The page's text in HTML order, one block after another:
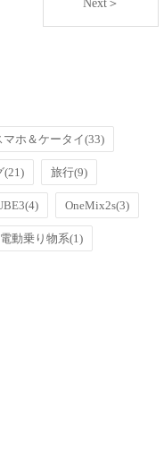
Next＞
マホ＆ケータイ(33)
(21) 旅行(9)
(4) OneMix2s(3)
電動乗り物系(1)